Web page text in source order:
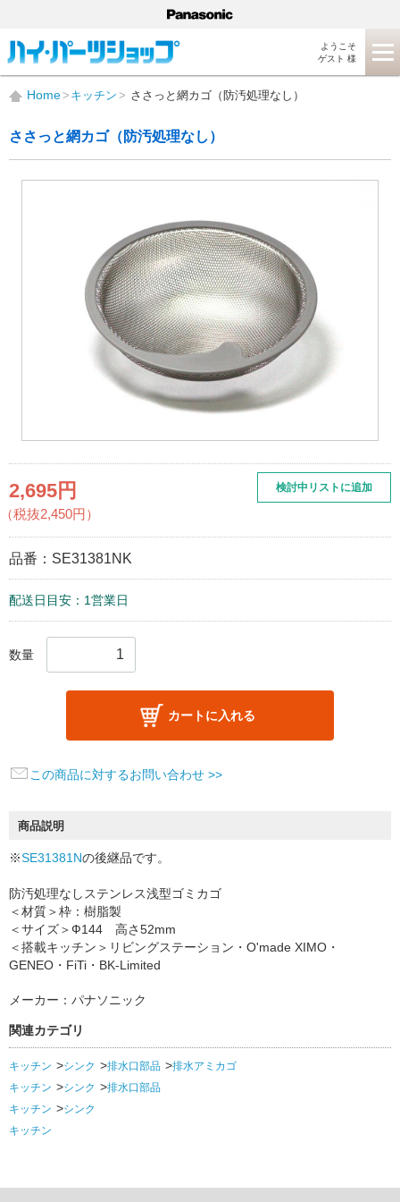
ようこそ
ゲスト 様
Home キッチン ささっと網カゴ（防汚処理なし）
ささっと網カゴ（防汚処理なし）
2,695円
（税抜2,450円）
品番： SE31381NK
配送日目安：1営業日
検討中リストに追加
数量
カートに入れる
この商品に対するお問い合わせ >>
商品説明
※SE31381Nの後継品です。
防汚処理なしステンレス浅型ゴミカゴ
＜材質＞枠：樹脂製
＜サイズ＞Ф144 高さ52mm
＜搭載キッチン＞リビングステーション・O'made XIMO・
GENEO・FiTi・BK-Limited
メーカー：パナソニック
関連カテゴリ
キッチン シンク 排水口部品
排水アミカゴ
キッチン
シンク
排水口部品
キッチン
シンク
キッチン